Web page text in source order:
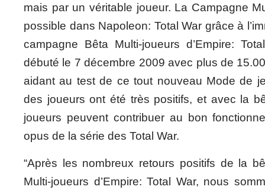
mais par un véritable joueur. La Campagne
possible dans Napoleon: Total War grâce à
campagne Bêta Multi-joueurs d’Empire:
débuté le 7 décembre 2009 avec plus de
aidant au test de ce tout nouveau Mode de
des joueurs ont été très positifs, et avec la
joueurs peuvent contribuer au bon
opus de la série des Total War.
“Après les nombreux retours positifs de la
Multi-joueurs d’Empire: Total War, nous